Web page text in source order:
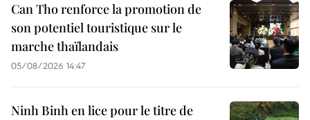
Can Tho renforce la promotion de
son potentiel touristique sur le
marche thaïlandais
05/08/2026 14:47
Ninh Binh en lice pour le titre de